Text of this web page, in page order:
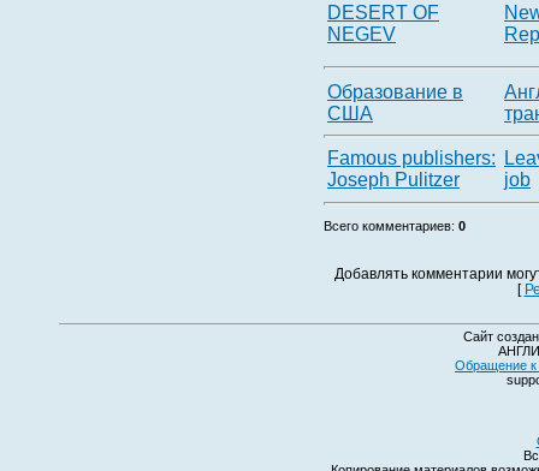
DESERT OF
NEGEV
Образование в
США
Famous publishers:
Joseph Pulitzer
job
Всего комментариев: 0
Добавлять комментарии
[
Сайт
Обращение к